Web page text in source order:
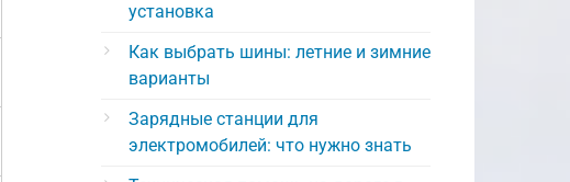
установка
Как выбрать шины: летние и зимние
варианты
Зарядные станции для
электромобилей: что нужно знать